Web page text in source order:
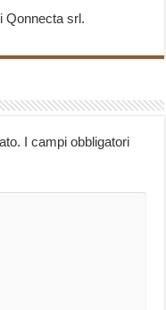
Qonnecta srl.
I campi obbligatori